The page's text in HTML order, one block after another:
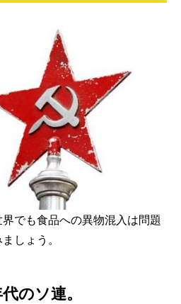
でも食品への異物混入は問題
しょう。
のソ連。